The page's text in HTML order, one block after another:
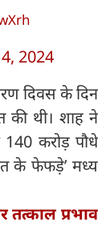
2024
दिवस के दिन
की थी। शाह ने
करोड़ पौधे
के फेफड़े’ मध्य
तत्काल प्रभाव